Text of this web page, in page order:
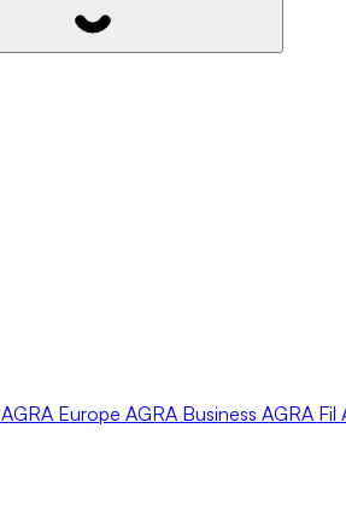
AGRA Europe AGRA Business AGRA Fil